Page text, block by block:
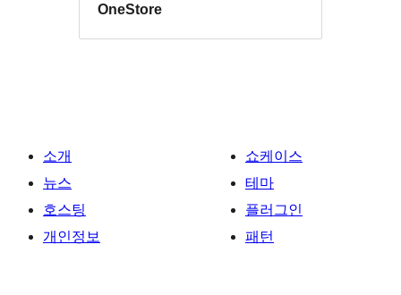
OneStore
소개
뉴스
호스팅
개인정보
쇼케이스
테마
플러그인
패턴